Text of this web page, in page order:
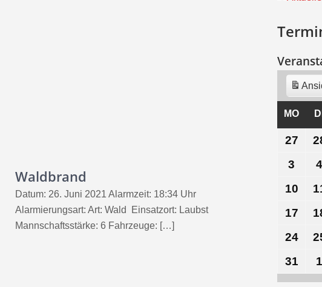
Waldbrand
Datum: 26. Juni 2021 Alarmzeit: 18:34 Uhr
Alarmierungsart: Art: Wald Einsatzort: Laubst
Mannschaftsstärke: 6 Fahrzeuge: […]
MO DI
27 27.
3 4
10 10.
17 17.
2424.
31 1